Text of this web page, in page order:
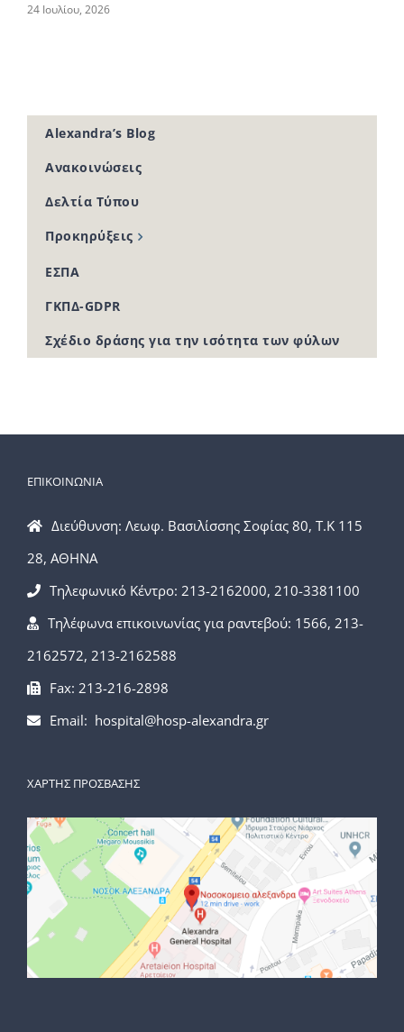
24 Ιουλίου, 2026
Alexandra’s Blog
Ανακοινώσεις
Δελτία Τύπου
Προκηρύξεις
ΕΣΠΑ
ΓΚΠΔ-GDPR
Σχέδιο δράσης για την ισότητα των φύλων
ΕΠΙΚΟΙΝΩΝΙΑ
Διεύθυνση: Λεωφ. Βασιλίσσης Σοφίας 80, Τ.Κ 115
28, ΑΘΗΝΑ
Τηλεφωνικό Κέντρο: 213-2162000, 210-3381100
Τηλέφωνα επικοινωνίας για ραντεβού: 1566, 213-
2162572, 213-2162588
Fax: 213-216-2898
Email: hospital@hosp-alexandra.gr
ΧΑΡΤΗΣ ΠΡΟΣΒΑΣΗΣ